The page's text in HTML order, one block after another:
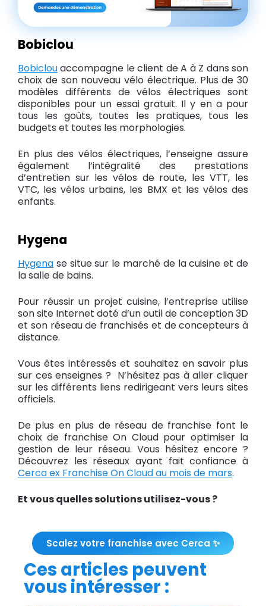
Bobiclou
Bobiclouaccompagne le client de A à Z dans son
choix de son nouveau vélo électrique. Plus de 30
modèles différents de vélos électriques sont
disponibles pour un essai gratuit. Il y en a pour
tous les goûts, toutes les pratiques, tous les
budgets et toutes les morphologies.
En plus des vélos électriques, l’enseigne assure
également l’intégralité des prestations
d’entretien sur les vélos de route, les VTT, les
VTC, les vélos urbains, les BMX et les vélos des
enfants.
Hygena
Hygena se situe sur le marché de la cuisine et de
la salle de bains.
Pour réussir un projet cuisine, l’entreprise utilise
son site Internet doté d’un outil de conception 3D
et son réseau de franchisés et de concepteurs à
distance.
Vous êtes intéressés et souhaitez en savoir plus
sur ces enseignes ? N’hésitez pas à aller cliquer
sur les différents liens redirigeant vers leurs sites
officiels.
De plus en plus de réseau de franchise font le
choix de franchise On Cloud pour optimiser la
gestion de leur réseau. Vous hésitez encore ?
Découvrez les réseaux ayant fait confiance à
Cerca ex Franchise On Cloud au mois de mars.
Et vous quelles solutions utilisez-vous ?
Scalez votre franchise avec Cerca ✨
Ces articles peuvent
vous intéresser :